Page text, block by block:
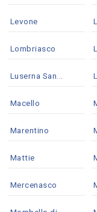
Levone
Lombriasco
Luserna San...
Macello
Marentino
Mattie
Mercenasco